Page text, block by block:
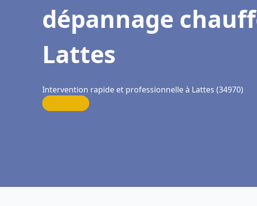
dépannage
Lattes
Intervention rapide et professionnelle à Lattes (34970)